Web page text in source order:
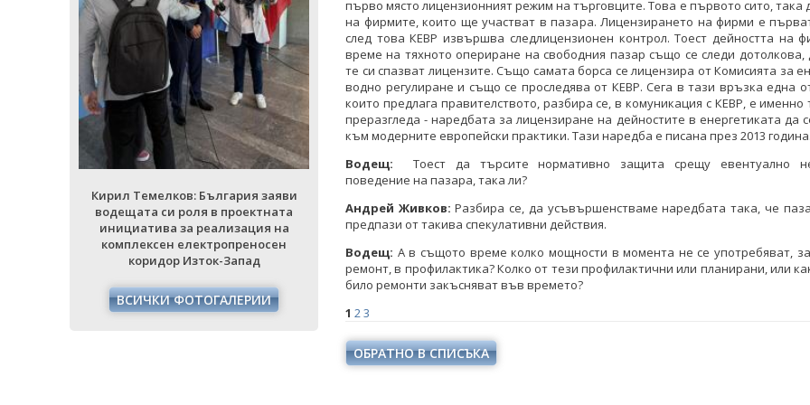
Кирил Темелков: България заяви
водещата си роля в проектната
инициатива за реализация на
комплексен електропреносен
коридор Изток-Запад
ВСИЧКИ ФОТОГАЛЕРИИ
Кирил Темелков: България заяви
водещата си роля в проектната
инициатива за реализация на
комплексен електропреносен
коридор Изток-Запад
ВСИЧКИ ФОТОГАЛЕРИИ
Кирил Темелков: България заяви
водещата си роля в проектната
инициатива за реализация на
комплексен електропреносен
коридор Изток-Запад
ВСИЧКИ ФОТОГАЛЕРИИ
първо място лицензионният режим на търговците. Това е първото сито, така
на фирмите, които ще участват в пазара. Лицензирането на фирми е
след това КЕВР извършва следлицензионен контрол. Тоест дейността на
време на тяхното опериране на свободния пазар също се следи дотолкова,
те си спазват лицензите. Също самата борса се лицензира от Комисията за
водно регулиране и също се проследява от КЕВР. Сега в тази връзка една
които предлага правителството, разбира се, в комуникация с КЕВР, е именно
преразгледа - наредбата за лицензиране на дейностите в енергетиката да
към модерните европейски практики. Тази наредба е писана през 2013 година.
Водещ:
Тоест да търсите нормативно защита срещу евентуално
поведение на пазара, така ли?
Андрей Живков: Разбира се, да усъвършенстваме наредбата така, че
предпази от такива спекулативни действия.
Водещ: А в същото време колко мощности в момента не се употребяват,
ремонт, в профилактика? Колко от тези профилактични или планирани, или
било ремонти закъсняват във времето?
1 23
ОБРАТНО В СПИСЪКА